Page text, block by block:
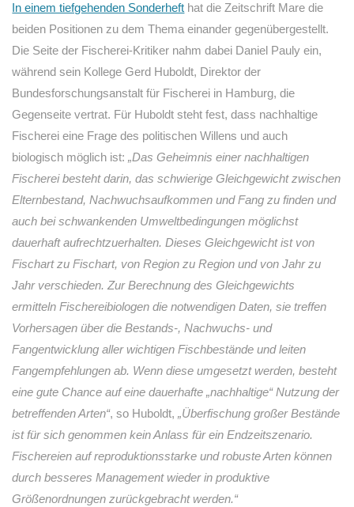
In einem tiefgehenden Sonderheft hat die Zeitschrift Mare die
beiden Positionen zu dem Thema einander gegenübergestellt.
Die Seite der Fischerei-Kritiker nahm dabei Daniel Pauly ein,
während sein Kollege Gerd Huboldt, Direktor der
Bundesforschungsanstalt für Fischerei in Hamburg, die
Gegenseite vertrat. Für Huboldt steht fest, dass nachhaltige
Fischerei eine Frage des politischen Willens und auch
biologisch möglich ist:„Das Geheimnis einer nachhaltigen
Fischerei besteht darin, das schwierige Gleichgewicht zwischen
Elternbestand, Nachwuchsaufkommen und Fang zu finden und
auch bei schwankenden Umweltbedingungen möglichst
dauerhaft aufrechtzuerhalten. Dieses Gleichgewicht ist von
Fischart zu Fischart, von Region zu Region und von Jahr zu
Jahr verschieden. Zur Berechnung des Gleichgewichts
ermitteln Fischereibiologen die notwendigen Daten, sie treffen
Vorhersagen über die Bestands-, Nachwuchs- und
Fangentwicklung aller wichtigen Fischbestände und leiten
Fangempfehlungen ab. Wenn diese umgesetzt werden, besteht
eine gute Chance auf eine dauerhafte „nachhaltige“ Nutzung der
betreffenden Arten“, so Huboldt,„Überfischung großer Bestände
ist für sich genommen kein Anlass für ein Endzeitszenario.
Fischereien auf reproduktionsstarke und robuste Arten können
durch besseres Management wieder in produktive
Größenordnungen zurückgebracht werden.“